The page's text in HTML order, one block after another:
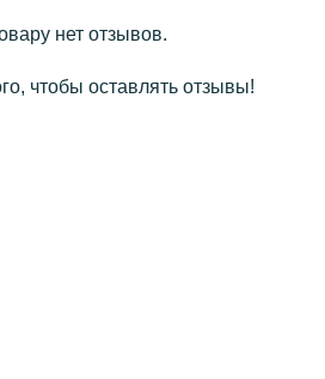
нет отзывов.
чтобы оставлять отзывы!